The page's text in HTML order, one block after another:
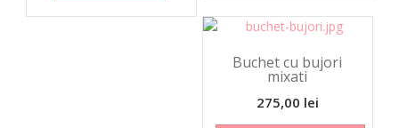
Buchet cu bujori
mixati
275,00 lei